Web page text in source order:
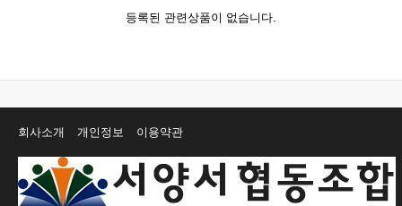
등록된 관련상품이 없습니다.
회사소개 개인정보 이용약관